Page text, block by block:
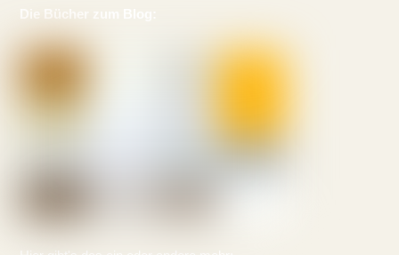
Die Bücher zum Blog: